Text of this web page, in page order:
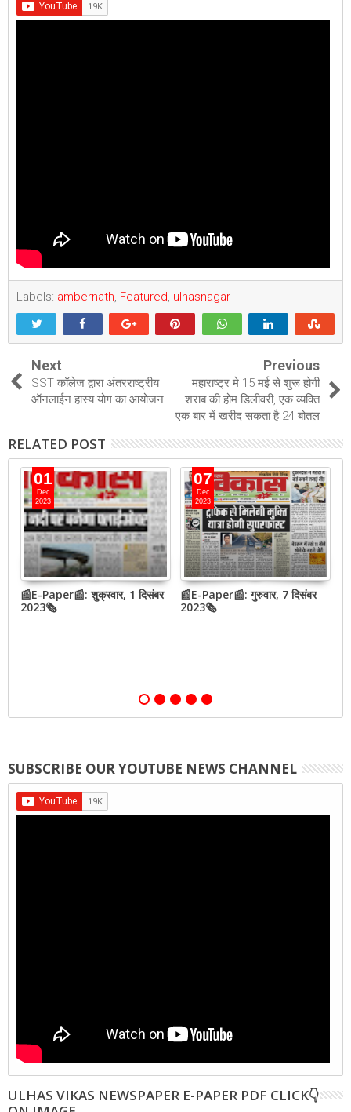
Labels: ambernath Featured ulhasnagar
Next
SST कॉलेज द्वारा अंतरराष्ट्रीय
ऑनलाईन हास्य योग का आयोजन
Previous
महाराष्ट्र मे 15 मई से शुरू होगी
शराब की होम डिलीवरी, एक व्यक्ति
एक बार में खरीद सकता है 24 बोतल
RELATED POST
01
Dec
2023
📰E-Paper📰: शुक्रवार, 1 दिसंबर
2023🗞
07
Dec
2023
📰E-Paper📰: गुरुवार, 7 दिसंबर
2023🗞
SUBSCRIBE OUR YOUTUBE NEWS CHANNEL
ULHAS VIKAS NEWSPAPER E-PAPER PDF CLICK👇